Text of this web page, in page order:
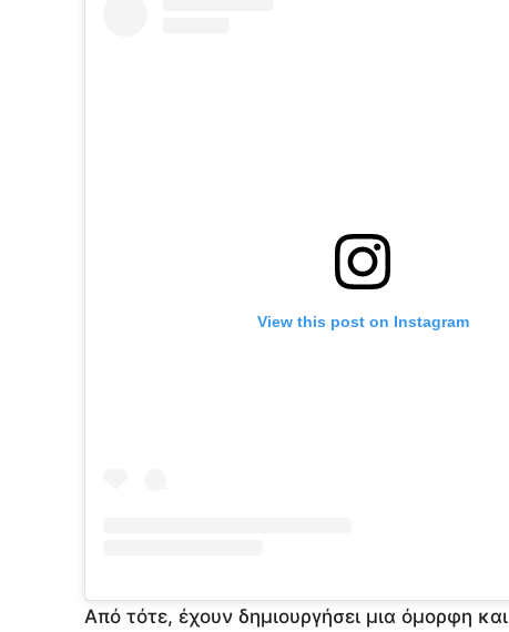
View this post on Instagram
Από τότε, έχουν δημιουργήσει μια όμορφη και